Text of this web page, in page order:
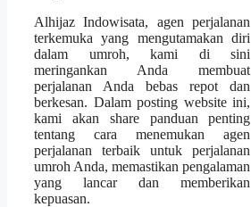
Alhijaz Indowisata, agen perjalanan
terkemuka yang mengutamakan diri
dalam umroh, kami di sini
meringankan Anda membuat
perjalanan Anda bebas repot dan
berkesan. Dalam posting website ini,
kami akan share panduan penting
tentang cara menemukan agen
perjalanan terbaik untuk perjalanan
umroh Anda, memastikan pengalaman
yang lancar dan memberikan
kepuasan.